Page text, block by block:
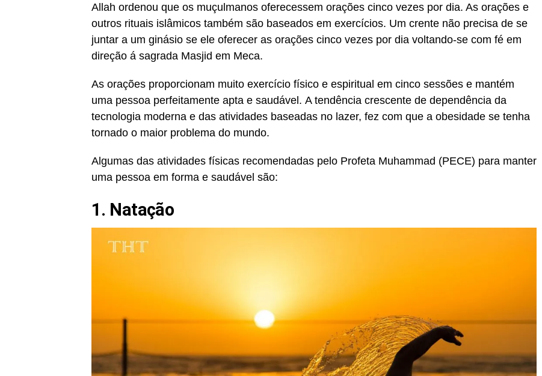
Allah ordenou que os muçulmanos oferecessem orações cinco vezes por dia. As orações e
outros rituais islâmicos também são baseados em exercícios. Um crente não precisa de se
juntar a um ginásio se ele oferecer as orações cinco vezes por dia voltando-se com fé em
direção á sagrada Masjid em Meca.
As orações proporcionam muito exercício físico e espiritual em cinco sessões e mantém
uma pessoa perfeitamente apta e saudável. A tendência crescente de dependência da
tecnologia moderna e das atividades baseadas no lazer, fez com que a obesidade se tenha
tornado o maior problema do mundo.
Algumas das atividades físicas recomendadas pelo Profeta Muhammad (PECE) para manter
uma pessoa em forma e saudável são:
1. Natação